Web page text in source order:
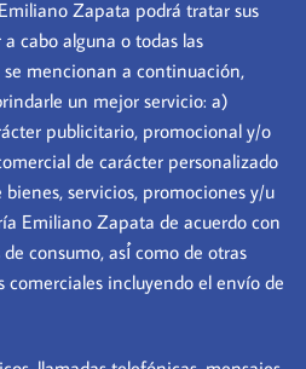
Zapata podrá tratar sus
cabo alguna o todas las
mencionan a continuación,
un mejor servicio: a)
publicitario, promocional y/o
de carácter personalizado
servicios, promociones y/u
Emiliano Zapata de acuerdo con
consumo, así́ como de otras
incluyendo el envío de